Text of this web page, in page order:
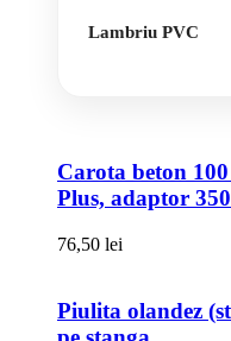
Lambriu PVC
Carota beton
Plus, adaptor
76,50 lei
Piulita olandez